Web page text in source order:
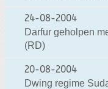
24-08-2004
Darfur geholpen
(RD)
20-08-2004
Dwing regime